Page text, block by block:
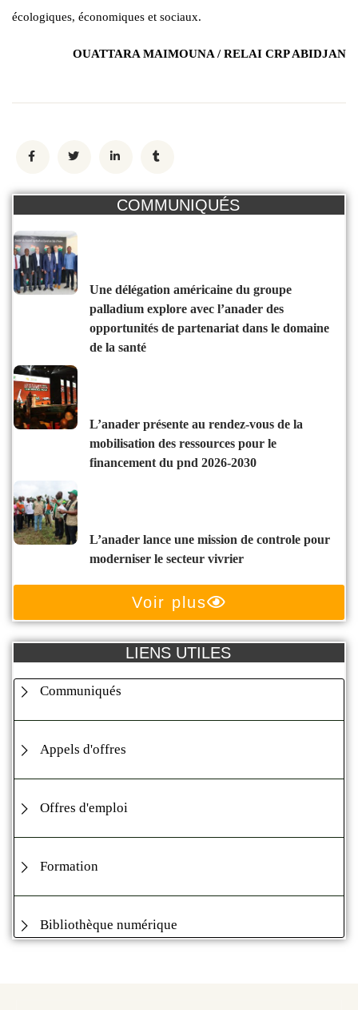
écologiques, économiques et sociaux.
OUATTARA MAIMOUNA / RELAI CRP ABIDJAN
COMMUNIQUÉS
une délégation américaine du groupe
palladium explore avec l’anader des
opportunités de partenariat dans le domaine
de la santé
l’anader présente au rendez-vous de la
mobilisation des ressources pour le
financement du pnd 2026-2030
l’anader lance une mission de controle pour
moderniser le secteur vivrier
Voir plus
LIENS UTILES
Communiqués
Appels d'offres
Offres d'emploi
Formation
Bibliothèque numérique